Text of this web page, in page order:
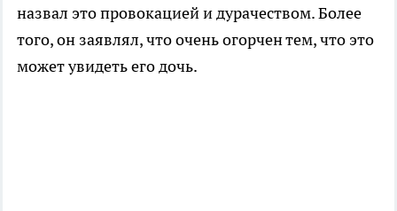
назвал это провокацией и дурачеством. Более
того, он заявлял, что очень огорчен тем, что это
может увидеть его дочь.